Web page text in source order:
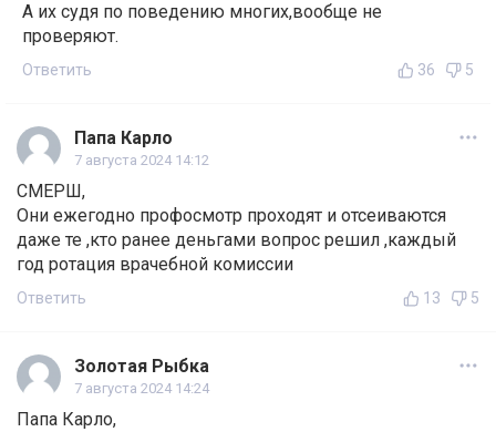
А их судя по поведению многих,вообще не
проверяют.
Ответить 36 5
Папа Карло
7 августа 2024 14:12
СМЕРШ,
Они ежегодно профосмотр проходят и отсеиваются
даже те ,кто ранее деньгами вопрос решил ,каждый
год ротация врачебной комиссии
Ответить 13 5
Золотая Рыбка
7 августа 2024 14:24
Папа Карло,